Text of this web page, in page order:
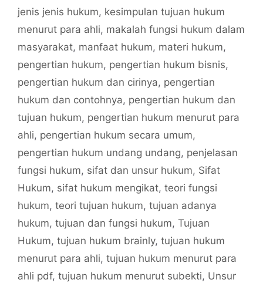
jenis jenis hukum, kesimpulan tujuan hukum
menurut para ahli, makalah fungsi hukum dalam
masyarakat, manfaat hukum, materi hukum,
pengertian hukum, pengertian hukum bisnis,
pengertian hukum dan cirinya, pengertian
hukum dan contohnya, pengertian hukum dan
tujuan hukum, pengertian hukum menurut para
ahli, pengertian hukum secara umum,
pengertian hukum undang undang, penjelasan
fungsi hukum, sifat dan unsur hukum, Sifat
Hukum, sifat hukum mengikat, teori fungsi
hukum, teori tujuan hukum, tujuan adanya
hukum, tujuan dan fungsi hukum, Tujuan
Hukum, tujuan hukum brainly, tujuan hukum
menurut para ahli, tujuan hukum menurut para
ahli pdf, tujuan hukum menurut subekti, Unsur